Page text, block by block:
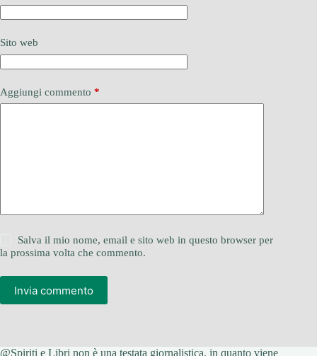
Sito web
Aggiungi commento *
Salva il mio nome, email e sito web in questo browser per
la prossima volta che commento.
Invia commento
@Spiriti e Libri non è una testata giornalistica, in quanto viene